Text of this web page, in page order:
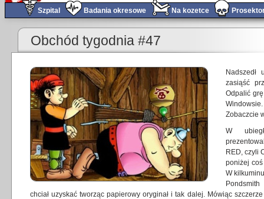
Szpital Badania okresowe Na kozetce
Mark of the Ninja – recenzja
Obchód tygodnia #47
Nadszedł
zasiąść
Odpalić
Zobaczcie
W
RED, czyli
poniżej
W
chciał uzyskać tworząc papierowy oryginał i tak dalej. Mówiąc